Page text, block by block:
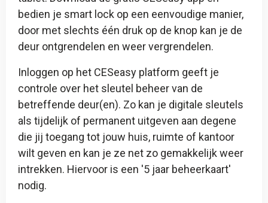
bedien je smart lock op een eenvoudige manier,
door met slechts één druk op de knop kan je de
deur ontgrendelen en weer vergrendelen.
Inloggen op het CESeasy platform geeft je
controle over het sleutel beheer van de
betreffende deur(en). Zo kan je digitale sleutels
als tijdelijk of permanent uitgeven aan degene
die jij toegang tot jouw huis, ruimte of kantoor
wilt geven en kan je ze net zo gemakkelijk weer
intrekken. Hiervoor is een '5 jaar beheerkaart'
nodig.